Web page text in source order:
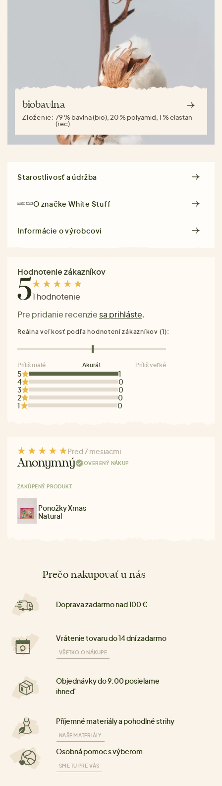
biobavlna
Zloženie: 79 % bavlna (bio), 20 % polyamid, 1 % elastan
(rec)
Starostlivosť a údržba
O značkeWhite Stuff
Informácie o výrobcovi
Hodnotenie zákazníkov
51 hodnotenie
Pre pridanie recenzie sa prihláste.
5
1
4
0
3
0
2
0
1
0
Reálna veľkosť podľa hodnotení zákazníkov (1):
Príliš malé Akurát Príliš veľké
Pred 7 mesiacmi
Anonymný OVERENÝ NÁKUP
ZAKÚPENÝ PRODUKT
Ponožky Xmas
Natural
Prečo nakupovať u nás
Doprava zadarmo nad 100 €
Vrátenie tovaru do 14 dní zadarmo
VŠETKO O NÁKUPE
Objednávky do 9:00 posielame
ihneď
Příjemné materiály a pohodlné strihy
NAŠE MATERIÁLY
Osobná pomoc s výberom
SME TU PRE VÁS